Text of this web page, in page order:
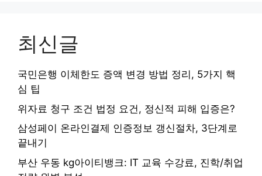
최신글
국민은행 이체한도 증액 변경 방법 정리, 5가지 핵
심 팁
위자료 청구 조건 법정 요건, 정신적 피해 입증은?
삼성페이 온라인결제 인증정보 갱신절차, 3단계로
끝내기
부산 우동 kg아이티뱅크: IT 교육 수강료, 진학/취업